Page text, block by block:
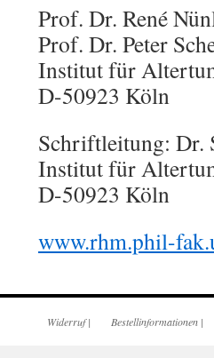
Prof. Dr. René
Prof. Dr. Peter
Institut für
D-50923 Köln
Schriftleitung: Dr.
Institut für
D-50923 Köln
www.rhm.phil-
Widerruf| Bestellinformationen |